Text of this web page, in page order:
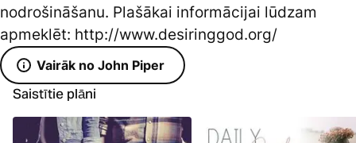
nodrošināšanu. Plašākai informācijai lūdzam
apmeklēt: http://www.desiringgod.org/
Vairāk no John Piper
Saistītie plāni